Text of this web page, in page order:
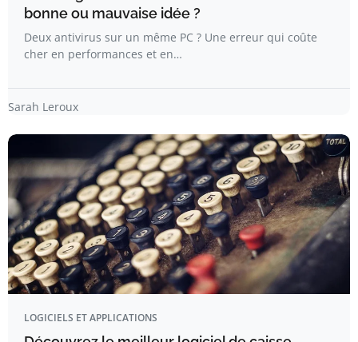
bonne ou mauvaise idée ?
Deux antivirus sur un même PC ? Une erreur qui coûte
cher en performances et en…
Sarah Leroux
LOGICIELS ET APPLICATIONS